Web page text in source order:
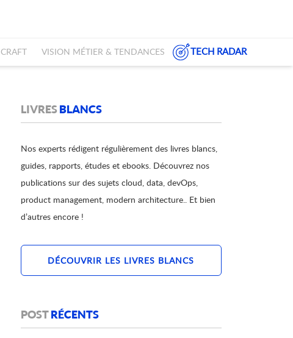
CRAFT VISION MÉTIER & TENDANCES TECH RADAR
LIVRESBLANCS
Nos experts rédigent régulièrement des livres blancs,
guides, rapports, études et ebooks. Découvrez nos
publications sur des sujets cloud, data, devOps,
product management, modern architecture.. Et bien
d’autres encore !
DÉCOUVRIR LES LIVRES BLANCS
POSTRÉCENTS